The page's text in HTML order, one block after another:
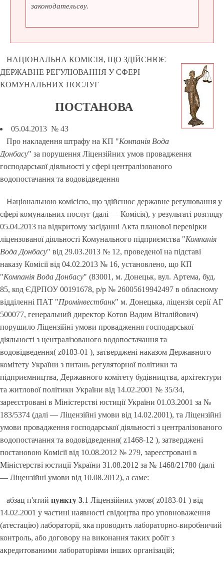
законодательсву.
НАЦІОНАЛЬНА КОМІСІЯ, ЩО ЗДІЙСНЮЄ
ДЕРЖАВНЕ РЕГУЛЮВАННЯ У СФЕРІ
КОМУНАЛЬНИХ ПОСЛУГ
ПОСТАНОВА
05.04.2013 № 43
Про накладення штрафу на КП "Компанія Вода
Донбасу" за порушення Ліцензійних умов провадження
господарської діяльності у сфері централізованого
водопостачання та водовідведення
Національною комісією, що здійснює державне регулювання у
сфері комунальних послуг (далі — Комісія), у результаті розгляду
05.04.2013 на відкритому засіданні Акта планової перевірки
ліцензованої діяльності Комунального підприємства "Компанія
Вода Донбасу" від 29.03.2013 № 12, проведеної на підставі
наказу Комісії від 04.02.2013 № 16, установлено, що КП
"Компанія Вода Донбасу" (83001, м. Донецьк, вул. Артема, буд.
85, код ЄДРПОУ 00191678, р/р № 26005619942497 в обласному
відділенні ПАТ "Промінвестбанк" м. Донецька, ліцензія серії АГ
500077, генеральний директор Котов Вадим Віталійович)
порушило Ліцензійні умови провадження господарської
діяльності з централізованого водопостачання та
водовідведення( z0183-01 ), затверджені наказом Державного
комітету України з питань регуляторної політики та
підприємництва, Державного комітету будівництва, архітектури
та житлової політики України від 14.02.2001 № 35/34,
зареєстровані в Міністерстві юстиції України 01.03.2001 за №
183/5374 (далі — Ліцензійні умови від 14.02.2001), та Ліцензійні
умови провадження господарської діяльності з централізованого
водопостачання та водовідведення( z1468-12 ), затверджені
постановою Комісії від 10.08.2012 № 279, зареєстровані в
Міністерстві юстиції України 31.08.2012 за № 1468/21780 (далі
— Ліцензійні умови від 10.08.2012), а саме:
абзац п'ятийпункту 3.1 Ліцензійних умов( z0183-01 ) від
14.02.2001 у частині наявності свідоцтва про уповноваження
(атестацію) лабораторії, яка проводить лабораторно-виробничий
контроль, або договору на виконання таких робіт з
акредитованими лабораторіями інших організацій;